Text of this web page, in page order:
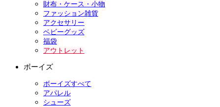
財布・ケース・小物
ファッション雑貨
アクセサリー
ベビーグッズ
福袋
アウトレット
ボーイズ
ボーイズすべて
アパレル
シューズ